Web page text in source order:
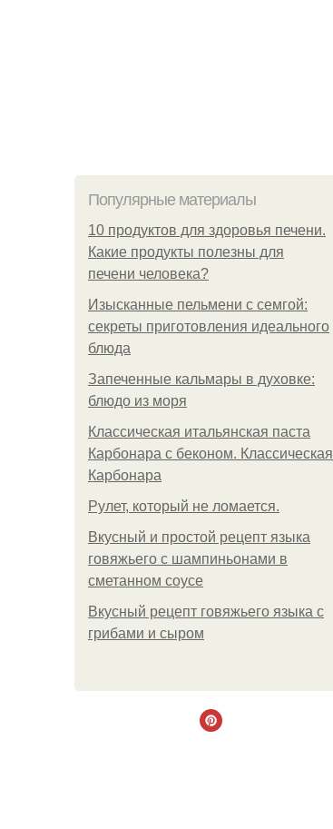
Популярные материалы
10 продуктов для здоровья печени.
Какие продукты полезны для
печени человека?
Изысканные пельмени с семгой:
секреты приготовления идеального
блюда
Запеченные кальмары в духовке:
блюдо из моря
Классическая итальянская паста
Карбонара с беконом. Классическая
Карбонара
Рулет, который не ломается.
Вкусный и простой рецепт языка
говяжьего с шампиньонами в
сметанном соусе
Вкусный рецепт говяжьего языка с
грибами и сыром